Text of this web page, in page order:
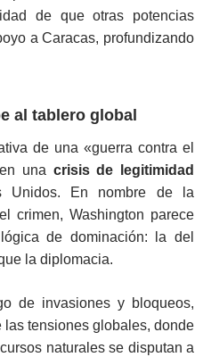
de que otras potencias
a Caracas, profundizando
al tablero global
de una «guerra contra el
una crisis de legitimidad
Unidos. En nombre de la
crimen, Washington parece
de dominación: la del
la diplomacia.
de invasiones y bloqueos,
tensiones globales, donde
naturales se disputan a